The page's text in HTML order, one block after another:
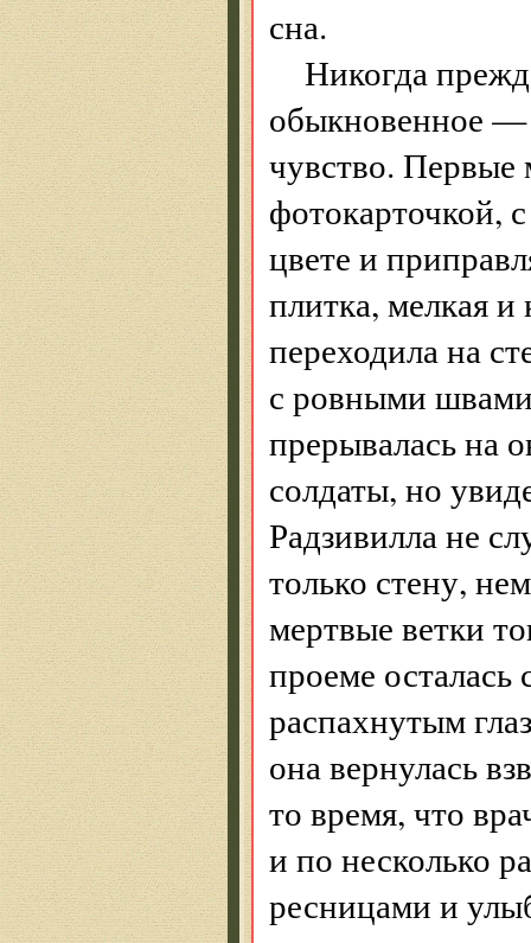
сна.
Никогда
обыкновенное —
чувство. Первые
фотокарточкой,
цвете и
плитка, мелкая и
переходила на
с ровными
прерывалась на
солдаты, но
Радзивилла не
только стену,
мертвые ветки
проеме осталась
распахнутым
она вернулась
то время, что
и по несколько
ресницами и